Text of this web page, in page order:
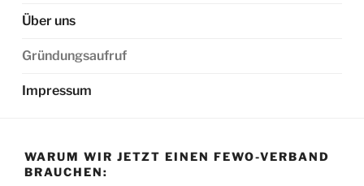
Über uns
Gründungsaufruf
Impressum
WARUM WIR JETZT EINEN FEWO-VERBAND
BRAUCHEN: